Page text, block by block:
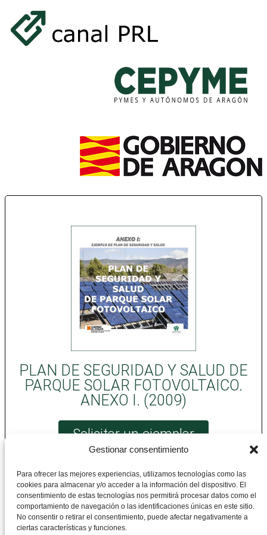
Gestionar consentimiento
Para ofrecer las mejores experiencias, utilizamos tecnologías como las
cookies para almacenar y/o acceder a la información del dispositivo. El
consentimiento de estas tecnologías nos permitirá procesar datos como el
comportamiento de navegación o las identificaciones únicas en este sitio.
No consentir o retirar el consentimiento, puede afectar negativamente a
ciertas características y funciones.
PLAN DE SEGURIDAD Y SALUD DE
PARQUE SOLAR FOTOVOLTAICO.
ANEXO I. (2009)
Solicitar un ejemplar
CEPYME Aragón
Departamento de Prevención de Riesgos